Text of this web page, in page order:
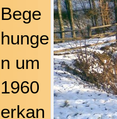
Bege
hunge
n um
1960
erkan